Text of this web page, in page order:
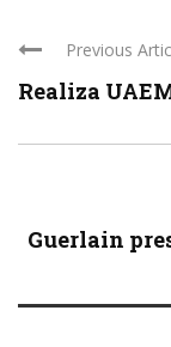
Previous
Realiza
Guerlain